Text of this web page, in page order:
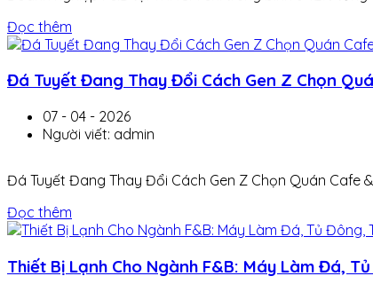
Đọc thêm
Đá Tuyết Đang Thay Đổi Cách Gen Z Chọn
07 - 04 - 2026
Người viết: admin
Đá Tuyết Đang Thay Đổi Cách Gen Z Chọn Quán Cafe
Đọc thêm
Thiết Bị Lạnh Cho Ngành F&B: Máy Làm Đá,